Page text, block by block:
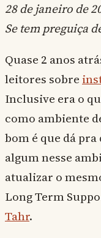
28 de janeiro de
Se tem preguiça
Quase 2 anos
leitores sobre
Inclusive era o
como ambiente
bom é que dá
algum nesse
atualizar o
Long Term
Tahr.